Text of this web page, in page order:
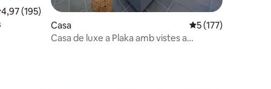
de puntuació mitjana d'un total de 5; 195 avaluacions
4,97 (195)
Casa 5 de puntuació
5 (177)
Casa de luxe a Plaka amb vistes a